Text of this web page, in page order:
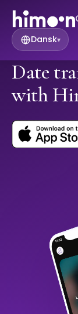
Dansk▾
Date
with